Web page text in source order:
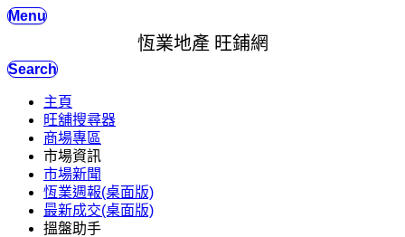
Menu
恆業地產 旺鋪網
Search
主頁
旺舖搜尋器
商場專區
市場資訊
市場新聞
恆業週報(桌面版)
最新成交(桌面版)
搵盤助手